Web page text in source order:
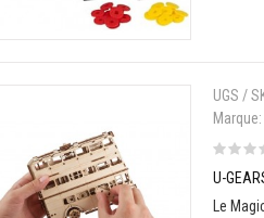
UGS /
Marque:
U-
Le